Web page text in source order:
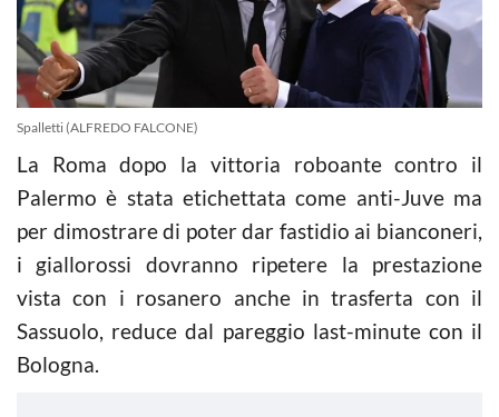
Spalletti (ALFREDO FALCONE)
La Roma dopo la vittoria roboante contro il
Palermo è stata etichettata come anti-Juve ma
per dimostrare di poter dar fastidio ai bianconeri,
i giallorossi dovranno ripetere la prestazione
vista con i rosanero anche in trasferta con il
Sassuolo, reduce dal pareggio last-minute con il
Bologna.